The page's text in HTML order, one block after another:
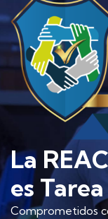
La
es
Comprometidos